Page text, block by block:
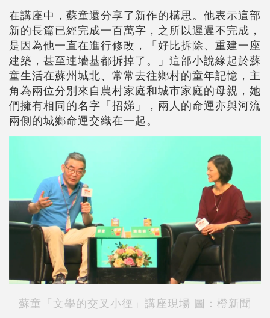
在講座中，蘇童還分享了新作的構思。他表示這部
新的長篇已經完成一百萬字，之所以遲遲不完成，
是因為他一直在進行修改，「好比拆除、重建一座
建築，甚至連墻基都拆掉了。」這部小說緣起於蘇
童生活在蘇州城北、常常去往鄉村的童年記憶，主
角為兩位分別來自農村家庭和城市家庭的母親，她
們擁有相同的名字「招娣」，兩人的命運亦與河流
兩側的城鄉命運交織在一起。
蘇童「文學的交叉小徑」講座現場 圖：橙新聞